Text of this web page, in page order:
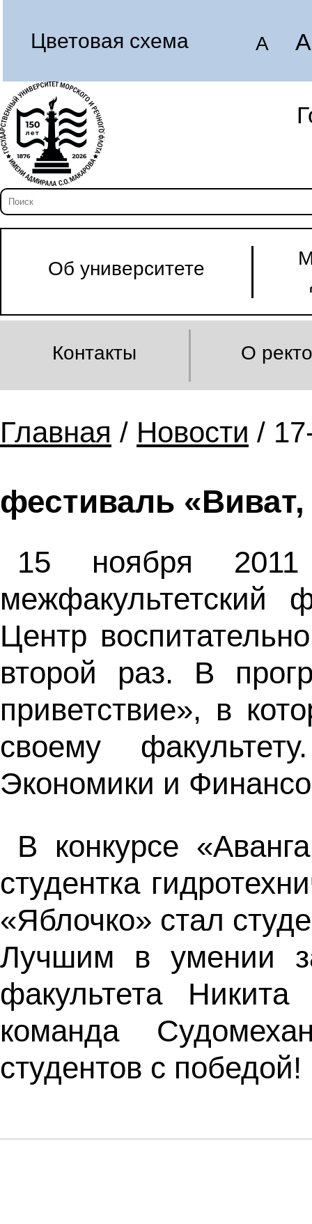
Цветовая схема A A
Об университете
Контакты О
Главная / Новости /
фестиваль
15 ноября 2011
межфакультетский
Центр
второй раз. В
приветствие», в
своему
Экономики и
В конкурсе
студентка
«Яблочко» стал
Лучшим в умении
факультета
команда
студентов с победой!